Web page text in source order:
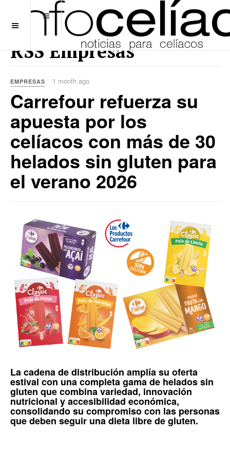
RSS Empresas
EMPRESAS 1 month ago
Carrefour refuerza su
apuesta por los
celíacos con más de 30
helados sin gluten para
el verano 2026
La cadena de distribución amplía su oferta
estival con una completa gama de helados sin
gluten que combina variedad, innovación
nutricional y accesibilidad económica,
consolidando su compromiso con las personas
que deben seguir unadieta libre de gluten.